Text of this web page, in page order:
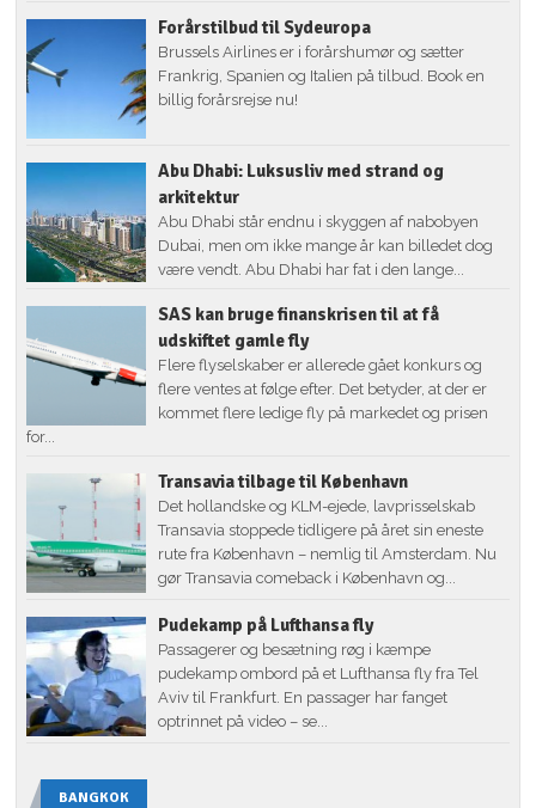
Forårstilbud til Sydeuropa
Brussels Airlines er i forårshumør og sætter
Frankrig, Spanien og Italien på tilbud. Book en
billig forårsrejse nu!
Abu Dhabi: Luksusliv med strand og
arkitektur
Abu Dhabi står endnu i skyggen af nabobyen
Dubai, men om ikke mange år kan billedet dog
være vendt. Abu Dhabi har fat i den lange...
SAS kan bruge finanskrisen til at få
udskiftet gamle fly
Flere flyselskaber er allerede gået konkurs og
flere ventes at følge efter. Det betyder, at der er
kommet flere ledige fly på markedet og prisen
for...
Transavia tilbage til København
Det hollandske og KLM-ejede, lavprisselskab
Transavia stoppede tidligere på året sin eneste
rute fra København – nemlig til Amsterdam. Nu
gør Transavia comeback i København og...
Pudekamp på Lufthansa fly
Passagerer og besætning røg i kæmpe
pudekamp ombord på et Lufthansa fly fra Tel
Aviv til Frankfurt. En passager har fanget
optrinnet på video – se...
BANGKOK